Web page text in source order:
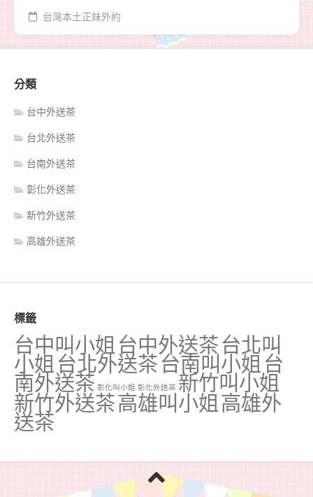
台灣本土正妹外約
分類
台中外送茶
台北外送茶
台南外送茶
彰化外送茶
新竹外送茶
高雄外送茶
標籤
台中叫小姐 台中外送茶 台北叫
小姐 台北外送茶 台南叫小姐 台
南外送茶 彰化叫小姐 彰化外送茶 新竹叫小姐
新竹外送茶高雄叫小姐 高雄外
送茶